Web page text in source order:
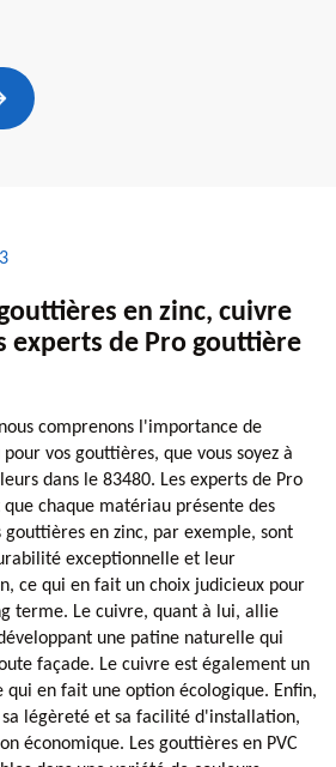
en zinc, cuivre
experts de Pro gouttière
comprenons l'importance de
vos gouttières, que vous soyez à
dans le 83480. Les experts de Pro
chaque matériau présente des
gouttières en zinc, par exemple, sont
exceptionnelle et leur
ce qui en fait un choix judicieux pour
terme. Le cuivre, quant à lui, allie
une patine naturelle qui
façade. Le cuivre est également un
en fait une option écologique. Enfin,
sa légèreté et sa facilité d'installation,
économique. Les gouttières en PVC